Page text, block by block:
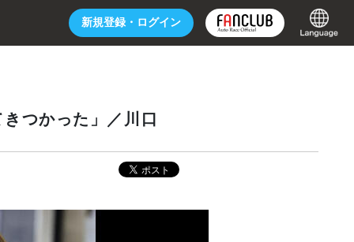
新規登録・ ログイン
つかった」／川口